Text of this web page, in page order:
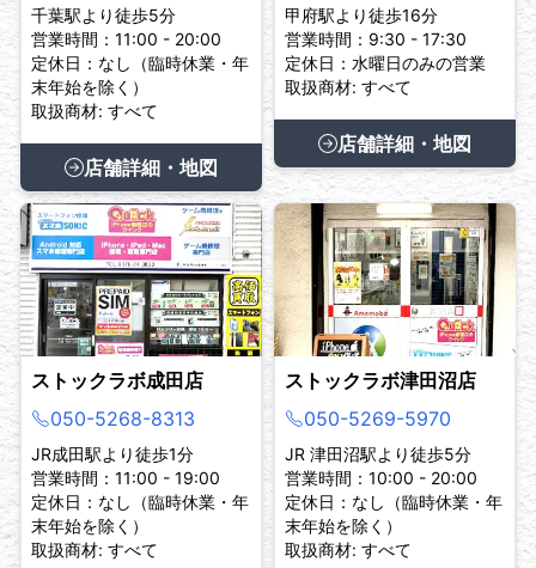
千葉駅より徒歩5分
営業時間：11:00 - 20:00
定休日：なし（臨時休業・年
末年始を除く）
取扱商材: すべて
店舗詳細・地図
甲府駅より徒歩16分
営業時間：9:30 - 17:30
定休日：水曜日のみの営業
取扱商材: すべて
店舗詳細・地図
ストックラボ成田店
050-5268-8313
JR成田駅より徒歩1分
営業時間：11:00 - 19:00
定休日：なし（臨時休業・年
末年始を除く）
取扱商材: すべて
ストックラボ津田沼店
050-5269-5970
JR 津田沼駅より徒歩5分
営業時間：10:00 - 20:00
定休日：なし（臨時休業・年
末年始を除く）
取扱商材: すべて